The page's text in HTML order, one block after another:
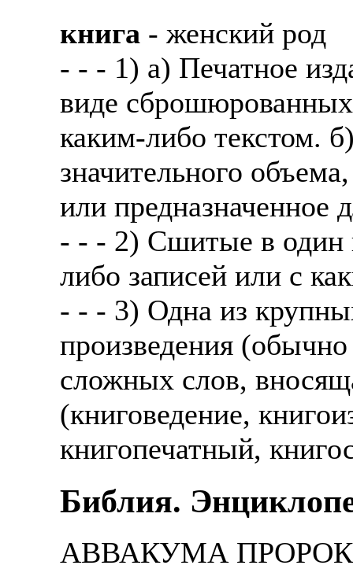
книга - женский род
- - - 1) а) Печатное
виде
каким-либо текстом.
значительного
или предназначенное
- - - 2) Сшитые в один
либо записей или с
- - - 3) Одна из
произведения
сложных слов,
(книговедение,
книгопечатный,
Библия.
АВВАКУМА ПРОРОКА